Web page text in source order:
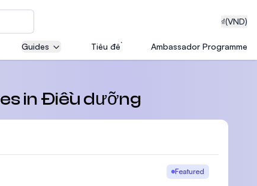
₫(VND)
Guides Tiêu đề Ambassador Programme
in Điều dưỡng
Featured